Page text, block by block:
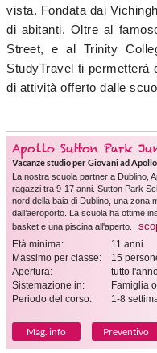
vista. Fondata dai
di abitanti. Oltre al
Street, e al Trinity
StudyTravel ti permetterà
di attività offerto dalle
Apollo Sutton Park
Vacanze studio per Giovani ad
La nostra scuola partner a Dublino,
ragazzi tra 9-17 anni. Sutton Park
nord della baia di Dublino, una zona
dall’aeroporto. La scuola ha ottime
basket e una piscina all'aperto.
Età minima:
11 anni
Massimo per classe:
15
Apertura:
tutto
Sistemazione in:
Famiglia
Periodo del corso:
1-8
Mag. info Preventivo